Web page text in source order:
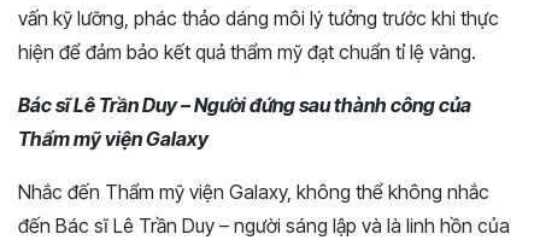
vấn kỹ lưỡng, phác thảo dáng môi lý tưởng trước khi thực
hiện để đảm bảo kết quả thẩm mỹ đạt chuẩn tỉ lệ vàng.
Bác sĩ Lê Trần Duy – Người đứng sau thành công của
Thẩm mỹ viện Galaxy
Nhắc đến Thẩm mỹ viện Galaxy, không thể không nhắc
đến Bác sĩ Lê Trần Duy – người sáng lập và là linh hồn của